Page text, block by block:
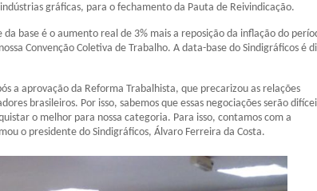
gráficas, para o fechamento da Pauta de Reivindicação.
base é o aumento real de 3% mais a reposição da inflação do
Convenção Coletiva de Trabalho. A data-base do Sindigráficos é
a aprovação da Reforma Trabalhista, que precarizou as relações
brasileiros. Por isso, sabemos que essas negociações serão
o melhor para nossa categoria. Para isso, contamos com a
o presidente do Sindigráficos, Álvaro Ferreira da Costa.